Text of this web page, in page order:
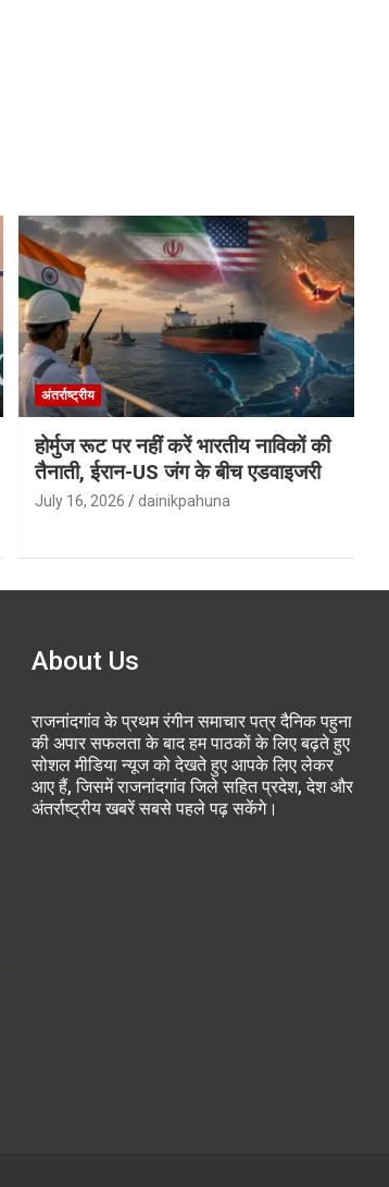
अंतर्राष्ट्रीय
होर्मुज रूट पर नहीं करें भारतीय नाविकों की
तैनाती, ईरान-US जंग के बीच एडवाइजरी
July 16, 2026 dainikpahuna
About Us
राजनांदगांव के प्रथम रंगीन समाचार पत्र दैनिक पहुना
की अपार सफलता के बाद हम पाठकों के लिए बढ़ते हुए
सोशल मीडिया न्यूज को देखते हुए आपके लिए लेकर
आए हैं, जिसमें राजनांदगांव जिले सहित प्रदेश, देश और
अंतर्राष्ट्रीय खबरें सबसे पहले पढ़ सकेंगे।